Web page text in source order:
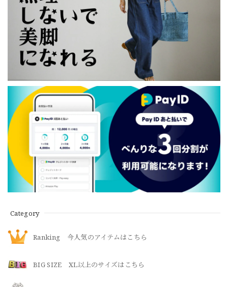
Category
Ranking 今人気のアイテムはこちら
BIG SIZE XL以上のサイズはこちら